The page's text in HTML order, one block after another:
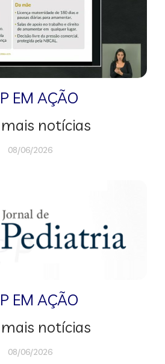
EM AÇÃO
notícias
08/06/2026
EM AÇÃO
notícias
08/06/2026